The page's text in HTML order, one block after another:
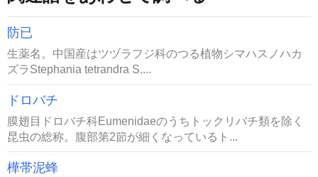
防已
生薬名。中国産はツヅラフジ科のつる植物シマハスノハカ
ズラStephania tetrandra S....
ドロバチ
膜翅目ドロバチ科Eumenidaeのうちトックリバチ類を除く
昆虫の総称。腹部第2節が細くなっているト...
樺帯泥蜂